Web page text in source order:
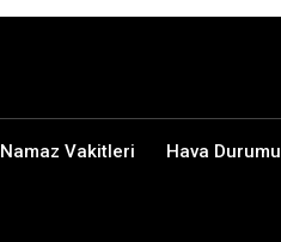
Namaz Vakitleri
Hava Durumu